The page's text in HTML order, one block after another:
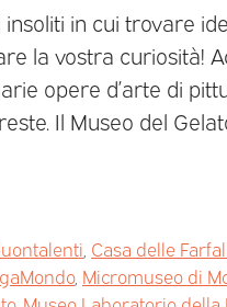
in cui trovare
la vostra curiosità!
opere d’arte di
Il Museo del
Casa delle
, Micromuseo di